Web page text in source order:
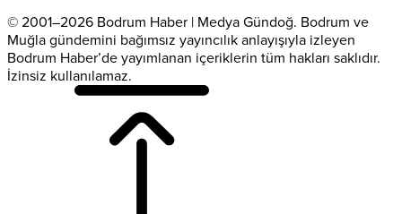
© 2001–2026 Bodrum Haber | Medya Gündoğ. Bodrum ve
Muğla gündemini bağımsız yayıncılık anlayışıyla izleyen
Bodrum Haber’de yayımlanan içeriklerin tüm hakları saklıdır.
İzinsiz kullanılamaz.